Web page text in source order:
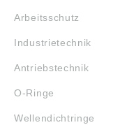
Arbeitsschutz
Industrietechnik
Antriebstechnik
O-Ringe
Wellendichtringe